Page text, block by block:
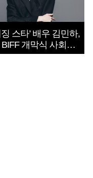
징 스타’ 배우 김민하,
개막식 사회자